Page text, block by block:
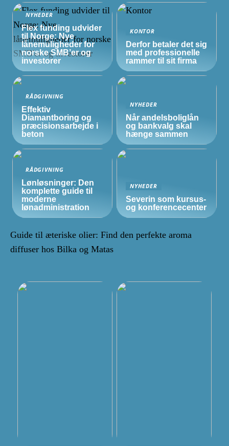
NYHEDER
Flex funding udvider
til Norge: Nye
lånemuligheder for
norskeSMB’erog
investorer
KONTOR
Derfor betaler det sig
med professionelle
rammer til sit firma
RÅDGIVNING
Effektiv
Diamantboring og
præcisionsarbejde i
beton
NYHEDER
Når andelsboliglån
og bankvalg skal
hænge sammen
RÅDGIVNING
Lønløsninger: Den
komplette guide til
moderne
lønadministration
NYHEDER
Severin som kursus-
og konferencecenter
Guide til æteriske olier: Find den perfekte aroma
diffuser hos Bilka og Matas